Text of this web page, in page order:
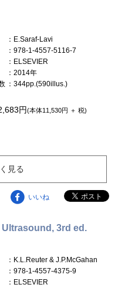
：E.Saraf-Lavi
：978-1-4557-5116-7
：ELSEVIER
：2014年
：344pp.(590illus.)
円(本体11,530円 ＋ 税)
見る
いいね
3rd ed.
：K.L.Reuter & J.P.McGahan
：978-1-4557-4375-9
：ELSEVIER